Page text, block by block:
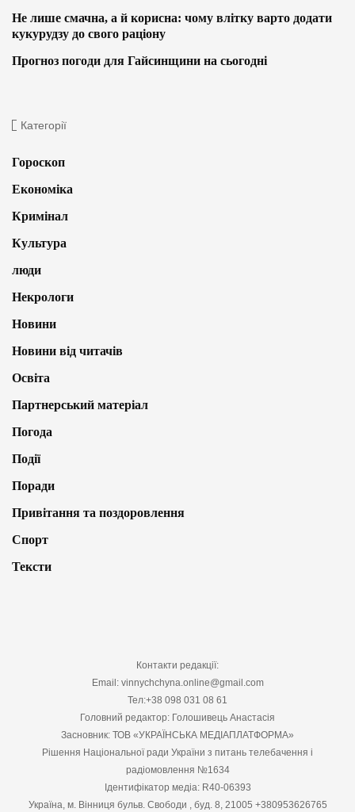
Не лише смачна, а й корисна: чому влітку варто додати
кукурудзу до свого раціону
Прогноз погоди для Гайсинщини на сьогодні
Категорії
Гороскоп
Економіка
Кримінал
Культура
люди
Некрологи
Новини
Новини від читачів
Освіта
Партнерський матеріал
Погода
Події
Поради
Привітання та поздоровлення
Спорт
Тексти
Контакти редакції:
Email: vinnychchyna.online@gmail.com
Тел:+38 098 031 08 61
Головний редактор: Голошивець Анастасія
Засновник: ТОВ «УКРАЇНСЬКА МЕДІАПЛАТФОРМА»
Рішення Національної ради України з питань телебачення і
радіомовлення №1634
Ідентифікатор медіа: R40-06393
Україна, м. Вінниця бульв. Свободи , буд. 8, 21005 +380953626765